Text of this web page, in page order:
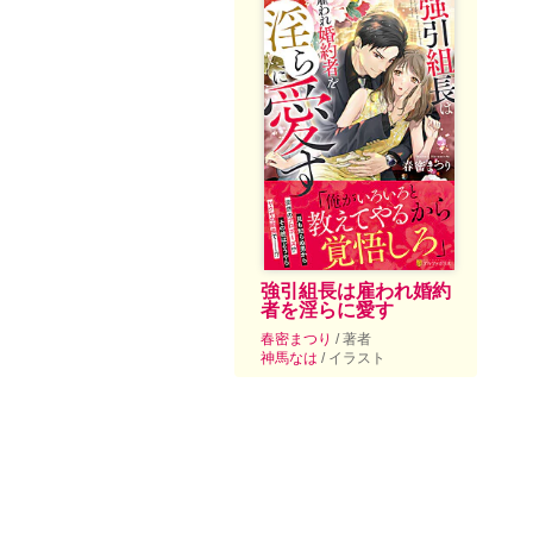
強引組長は雇われ婚約
者を淫らに愛す
春密まつり / 著者
神馬なは / イラスト